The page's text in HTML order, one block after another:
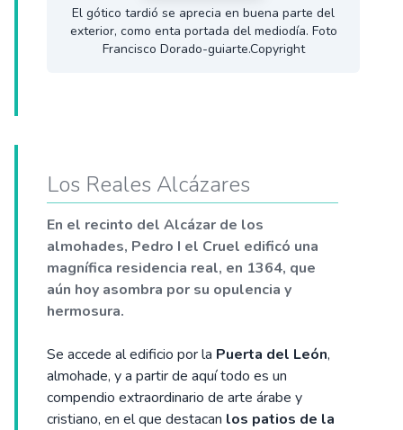
El gótico tardió se aprecia en buena parte del
exterior, como enta portada del mediodía. Foto
Francisco Dorado-guiarte.Copyright
Los Reales Alcázares
En el recinto del Alcázar de los
almohades, Pedro I el Cruel edificó una
magnífica residencia real, en 1364, que
aún hoy asombra por su opulencia y
hermosura.
Se accede al edificio por la Puerta del León,
almohade, y a partir de aquí todo es un
compendio extraordinario de arte árabe y
cristiano, en el que destacan los patios de la